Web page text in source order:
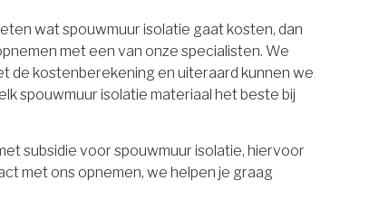
wat spouwmuur isolatie gaat kosten, dan
met een van onze specialisten. We
de kostenberekening en uiteraard kunnen we
spouwmuur isolatie materiaal het beste bij
subsidie voor spouwmuur isolatie, hiervoor
met ons opnemen, we helpen je graag